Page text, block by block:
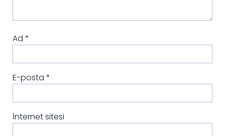
Ad *
E-posta *
İnternet sitesi